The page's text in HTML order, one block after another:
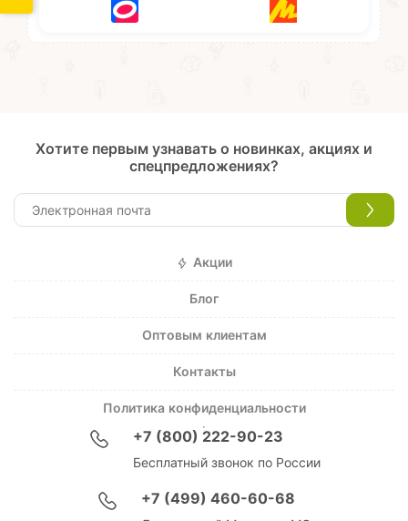
Хотите первым узнавать о новинках, акциях и
спецпредложениях?
Акции
Блог
Оптовым клиентам
Контакты
Политика конфиденциальности
+7 (800) 222-90-23
Бесплатный звонок по России
+7 (499) 460-60-68